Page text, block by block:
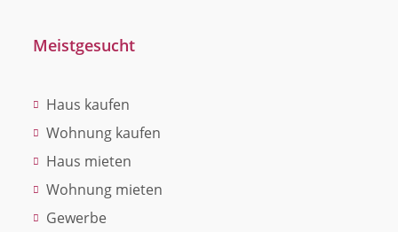
Meistgesucht
Haus kaufen
Wohnung kaufen
Haus mieten
Wohnung mieten
Gewerbe